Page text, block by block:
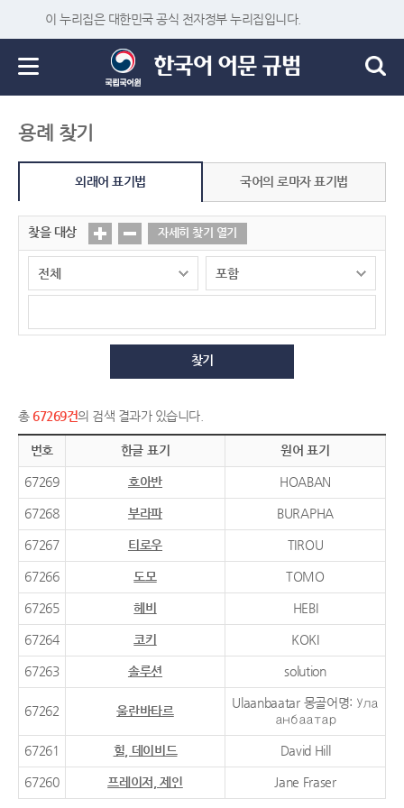
이 누리집은 대한민국 공식 전자정부 누리집입니다.
용례 찾기
외래어 표기법 국어의 로마자 표기법
찾을 대상 자세히 찾기 열기
찾기
총 67269건의 검색 결과가 있습니다.
번호 한글 표기 원어 표기
67269 호아반 HOABAN
67268 부라파 BURAPHA
67267 티로우 TIROU
67266 도모 TOMO
67265 헤비 HEBI
67264 코키 KOKI
67263 솔루션 solution
67262 울란바타르
Ulaanbaatar 몽골어명: Ула
анбаатар
67261 힐, 데이비드 David Hill
67260 프레이저, 제인 Jane Fraser